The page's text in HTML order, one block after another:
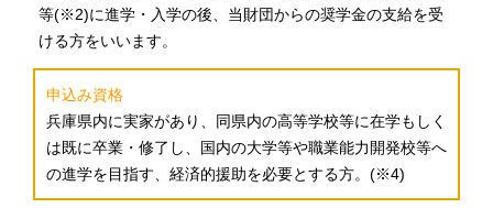
等(※2)に進学・入学の後、当財団からの奨学金の支給を受
ける方をいいます。
申込み資格
兵庫県内に実家があり、同県内の高等学校等に在学もしく
は既に卒業・修了し、国内の大学等や職業能力開発校等へ
の進学を目指す、経済的援助を必要とする方。(※4)